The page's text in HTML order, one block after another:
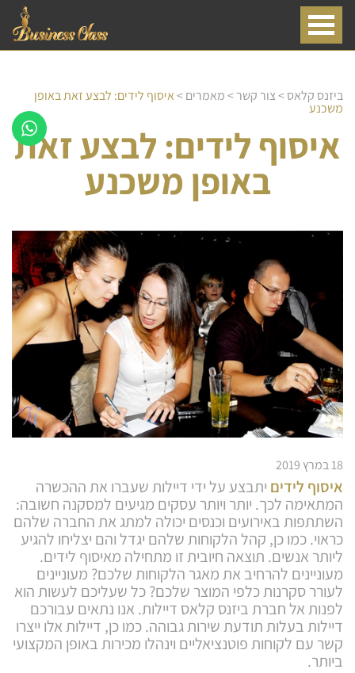
ביזנס קלאס>צור קשר>מאמרים>איסוף לידים: לבצע זאת באופן
משכנע
איסוף לידים: לבצע זאת
באופן משכנע
18 במרץ 2019
איסוף לידים יתבצע על ידי דיילות שעברו את ההכשרה
המתאימה לכך. יותר ויותר עסקים מגיעים למסקנה חשובה:
השתתפות באירועים וכנסים יכולה למתג את החברה שלהם
כראוי. כמו כן, קהל הלקוחות שלהם יגדל והם יצליחו להגיע
ליותר אנשים. תוצאה חיובית זו מתחילה מאיסוף לידים.
מעוניינים להרחיב את מאגר הלקוחות שלכם? מעוניינים
לעורר סקרנות כלפי המוצר שלכם? כל שעליכם לעשות הוא
לפנות אל חברת ביזנס קלאס דיילות. אנו נתאים עבורכם
דיילות בעלות תודעת שירות גבוהה. כמו כן, דיילות אלו ייצרו
קשר עם לקוחות פוטנציאליים וינהלו מכירות באופן המקצועי
ביותר.